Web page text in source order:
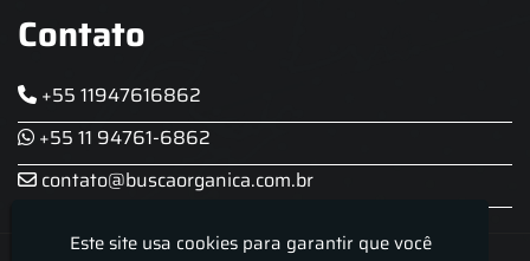
Contato
+55 11947616862
+55 11 94761-6862
contato@buscaorganica.com.br
Este site usa cookies para garantir que você